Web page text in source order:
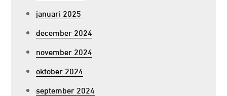
januari 2025
december 2024
november 2024
oktober 2024
september 2024